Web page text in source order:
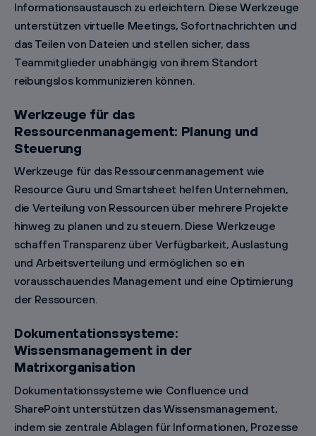
Informationsaustausch zu erleichtern. Diese Werkzeuge
unterstützen virtuelle Meetings, Sofortnachrichten und
das Teilen von Dateien und stellen sicher, dass
Teammitglieder unabhängig von ihrem Standort
reibungslos kommunizieren können.
Werkzeuge für das
Ressourcenmanagement: Planung und
Steuerung
Werkzeuge für das Ressourcenmanagement wie
Resource Guru und Smartsheet helfen Unternehmen,
die Verteilung von Ressourcen über mehrere Projekte
hinweg zu planen und zu steuern. Diese Werkzeuge
schaffen Transparenz über Verfügbarkeit, Auslastung
und Arbeitsverteilung und ermöglichen so ein
vorausschauendes Management und eine Optimierung
der Ressourcen.
Dokumentationssysteme:
Wissensmanagement in der
Matrixorganisation
Dokumentationssysteme wie Confluence und
SharePoint unterstützen das Wissensmanagement,
indem sie zentrale Ablagen für Informationen, Prozesse